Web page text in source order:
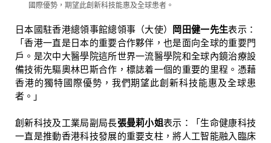
國際優勢，期望此創新科技能惠及全球患者。
日本國駐香港總領事館總領事（大使） 岡田健一先生表示：
「香港一直是日本的重要合作夥伴，也是面向全球的重要門
戶。是次中大醫學院這所世界一流醫學院和全球內鏡治療設
備技術先驅奧林巴斯合作，標誌着一個的重要的里程。憑藉
香港的獨特國際優勢，我們期望此創新科技能惠及全球患
者。」
創新科技及工業局副局長張曼莉小姐表示：「生命健康科技
一直是推動香港科技發展的重要支柱，將人工智能融入臨床